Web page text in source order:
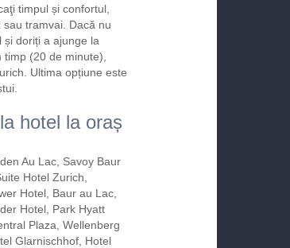
timpul și confortul,
tramvai. Dacă nu
și doriți a ajunge la
(20 de minute),
Ultima opțiune este
hotel la oraș
Au Lac, Savoy Baur
Hotel Zurich,
Hotel, Baur au Lac,
Hotel, Park Hyatt
Plaza, Wellenberg
Glarnischhof, Hotel